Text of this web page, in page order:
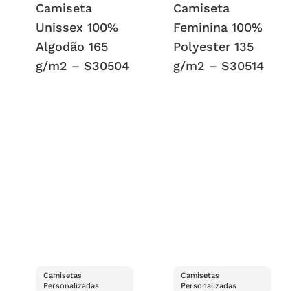
Camiseta
Unissex 100%
Algodão 165
g/m2 – S30504
Camiseta
Feminina 100%
Polyester 135
g/m2 – S30514
Camisetas
Personalizadas
Camisetas
Personalizadas